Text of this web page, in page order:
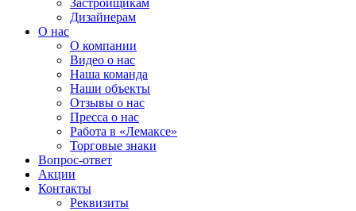
Застройщикам
Дизайнерам
О нас
О компании
Видео о нас
Наша команда
Наши объекты
Отзывы о нас
Пресса о нас
Работа в «Лемаксе»
Торговые знаки
Вопрос-ответ
Акции
Контакты
Реквизиты